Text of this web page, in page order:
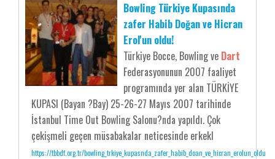
Bowling Türkiye Kupasında
zafer Habib Doğan ve Hicran
Erol'un oldu!
Türkiye Bocce, Bowling ve Dart
Federasyonunun 2007 faaliyet
programında yer alan TÜRKİYE
KUPASI (Bayan ?Bay) 25-26-27 Mayıs 2007 tarihinde
İstanbul Time Out Bowling Salonu?nda yapıldı. Çok
çekişmeli geçen müsabakalar neticesinde erkekl
https://tbbdf.org.tr/bowling_trkiye_kupasnda_zafer_habib_doan_ve_hicran_erolun_oldu